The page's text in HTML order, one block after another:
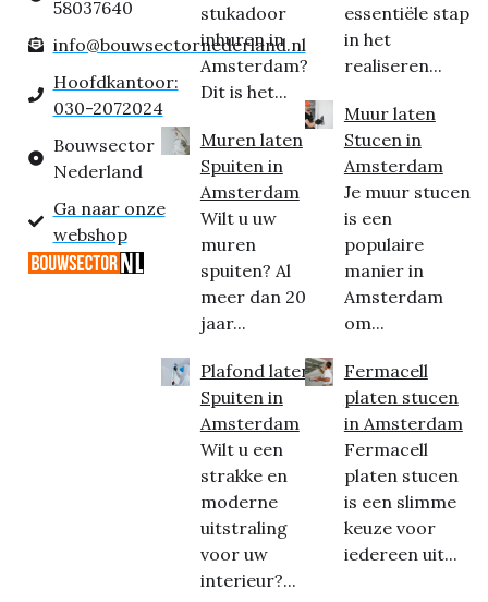
58037640
info@bouwsectornederland.nl
Hoofdkantoor:
030-2072024
Bouwsector
Nederland
Ga naar onze
webshop
stukadoor
inhuren in
Amsterdam?
Dit is het...
Muren laten
Spuiten in
Amsterdam
Wilt u uw
muren
spuiten? Al
meer dan 20
jaar...
Plafond laten
Spuiten in
Amsterdam
Wilt u een
strakke en
moderne
uitstraling
voor uw
interieur?...
essentiële stap
in het
realiseren...
Muur laten
Stucen in
Amsterdam
Je muur stucen
is een
populaire
manier in
Amsterdam
om...
Fermacell
platen stucen
in Amsterdam
Fermacell
platen stucen
is een slimme
keuze voor
iedereen uit...